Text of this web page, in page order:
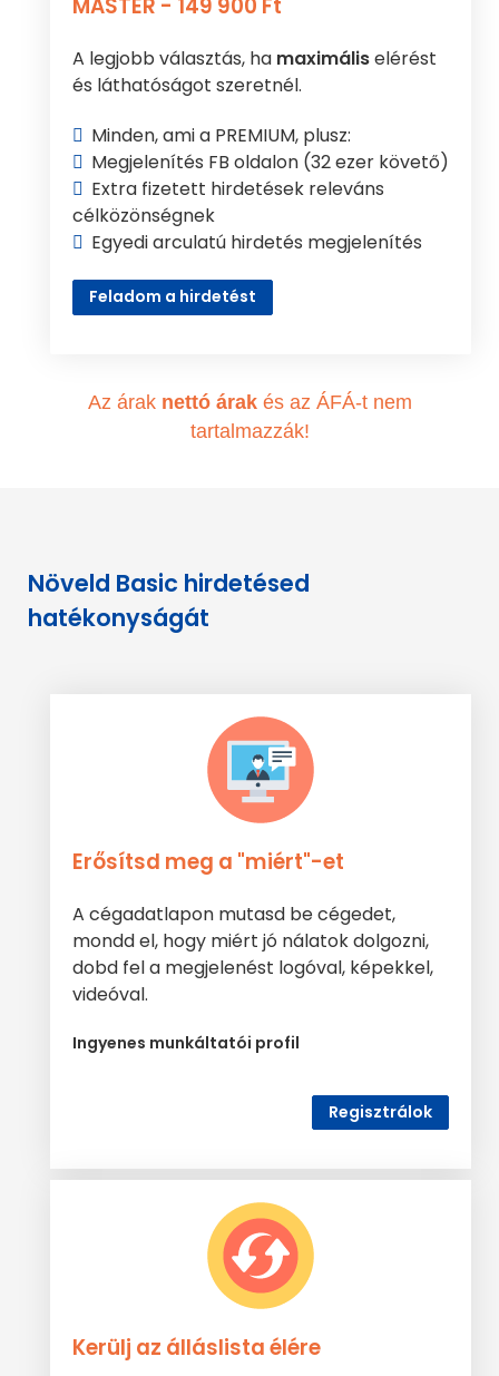
MASTER - 149 900 Ft
A legjobb választás, ha maximáliselérést
és láthatóságot szeretnél.
Minden, ami a PREMIUM, plusz:
Megjelenítés FB oldalon (32 ezer követő)
Extra fizetett hirdetések releváns
célközönségnek
Egyedi arculatú hirdetés megjelenítés
Feladom a hirdetést
Az árak nettó árakés az ÁFÁ-t nem
tartalmazzák!
Növeld Basic hirdetésed
hatékonyságát
Erősítsd meg a "miért"-et
A cégadatlapon mutasd be cégedet,
mondd el, hogy miért jó nálatok dolgozni,
dobd fel a megjelenést logóval, képekkel,
videóval.
Ingyenes munkáltatói profil
Regisztrálok
Kerülj az álláslista élére